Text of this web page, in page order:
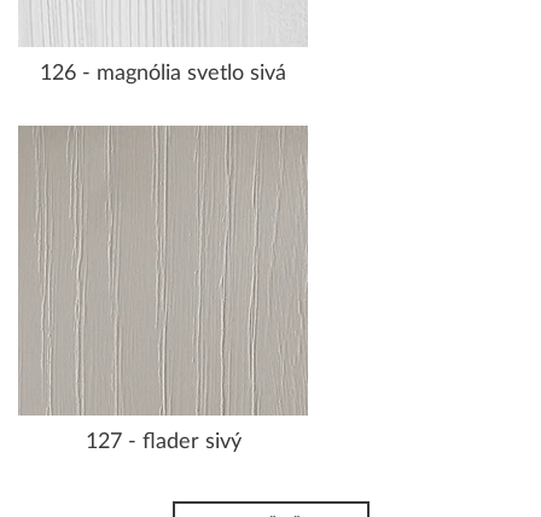
126 - magnólia svetlo sivá
127 - flader sivý